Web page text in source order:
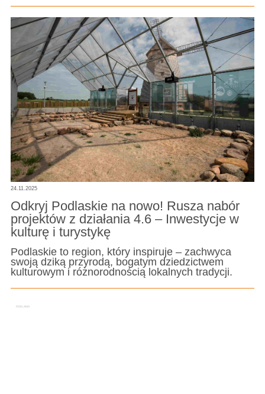
24.11.2025
Odkryj Podlaskie na nowo! Rusza nabór
projektów z działania 4.6 – Inwestycje w
kulturę i turystykę
Podlaskie to region, który inspiruje – zachwyca
swoją dziką przyrodą, bogatym dziedzictwem
kulturowym i różnorodnością lokalnych tradycji.